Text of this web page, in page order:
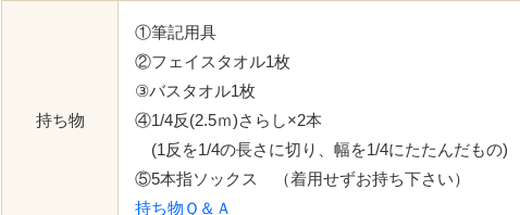
持ち物
①筆記用具
②フェイスタオル1枚
③バスタオル1枚
④1/4反(2.5ｍ)さらし×2本
(1反を1/4の長さに切り、幅を1/4にたたんだもの)
⑤5本指ソックス （着用せずお持ち下さい）
持ち物Ｑ＆Ａ